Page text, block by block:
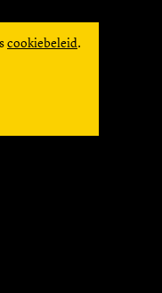
cookiebeleid.